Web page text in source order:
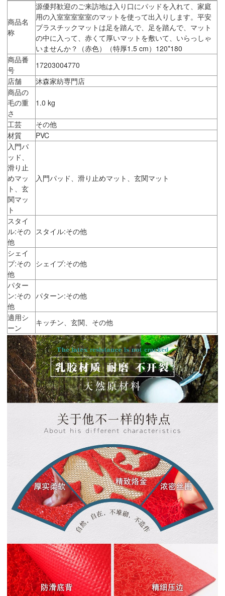
商品名
称
源優邦歓迎のご来訪地は入り口にパッドを入れて、家庭
用の入室室室室室のマットを使って出入りします。平安
プラスチックマットは足を踏んで、足を踏んで、マット
の中に入って、赤くて厚いマットを敷いて、いらっしゃ
いませんか？（赤色）（特厚1.5 cm）120*180
商品番
号
17203004770
店舗
沐森家紡専門店
商品の
毛の重
さ
1.0 kg
工芸
その他
材質
PVC
入門パ
ッド、
滑り止
めマッ
ト、玄
関マッ
ト
入門パッド、滑り止めマット、玄関マット
スタイ
ル:その
他
スタイル:その他
シェイ
プ:その
他
シェイプ:その他
パター
ン:その
他
パターン:その他
適用シ
ーン
キッチン、玄関、その他